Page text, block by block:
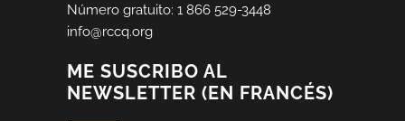
Número gratuito: 1 866 529-3448
info@rccq.org
ME SUSCRIBO AL
NEWSLETTER (EN FRANCÉS)